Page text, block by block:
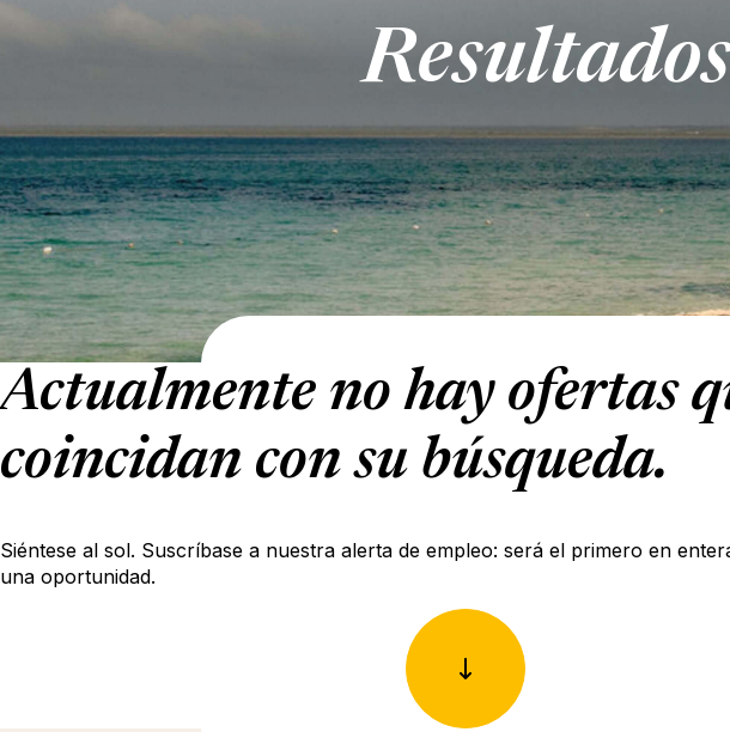
Actualmente no hay ofertas
coincidan con su búsqueda.
Siéntese al sol. Suscríbase a nuestra alerta de empleo: será el primero en
una oportunidad.